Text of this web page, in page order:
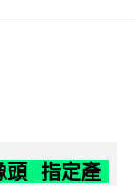
頭 指定產